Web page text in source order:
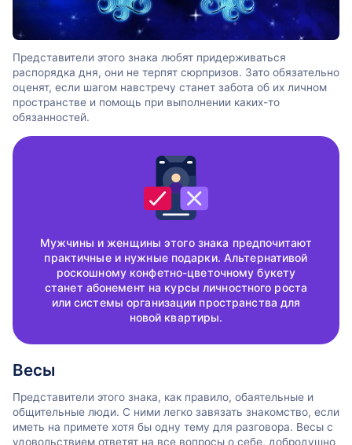
Представители этого знака любят придерживаться
распорядка дня, они не терпят сюрпризов. Зато обязательно
оценят, если шагом навстречу станет забота об их личном
пространстве и помощь при выполнении каких-то
обязанностей.
Мужчины и женщины этого знака предпочитают
практичные и нужные подарки. Альтернативой
роскошному конфетно-цветочному букету
станет абонемент на курсы личностного роста
или системы организации пространства для
новой квартиры.
Весы
Представители этого знака, как правило, обаятельные и
общительные люди. С ними легко завязать знакомство, если
иметь на примете хотя бы одну тему для разговора. Весы с
удовольствием ответят на все вопросы о себе, добродушно